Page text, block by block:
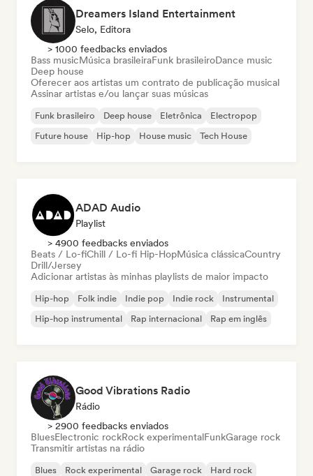
Dreamers Island Entertainment
Selo, Editora
> 1000 feedbacks enviados
Bass musicMúsica brasileiraFunk brasileiroDance music
Deep house
Oferecer aos artistas um contrato de publicação musical
Assinar artistas e/ou lançar suas músicas
Funk brasileiro Deep house Eletrônica
Electropop
Future house
Hip-hop House music Tech House
ADAD Audio
Playlist
> 4900 feedbacks enviados
Beats / Lo-fiChill / Lo-fi Hip-HopMúsica clássicaCountry
Drill/Jersey
Adicionar artistas às minhas playlists de maior impacto
Hip-hop Folk indie Indie pop Indie rock
Instrumental
Hip-hop instrumental
Rap internacional Rap em inglês
Good Vibrations Radio
Rádio
> 2900 feedbacks enviados
BluesElectronic rockRock experimentalFunkGarage rock
Transmitir artistas na rádio
Blues Rock experimental Garage rock
Hard rock